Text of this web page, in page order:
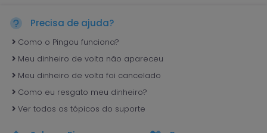
Precisa de ajuda?
Como o Pingou funciona?
Meu dinheiro de volta não apareceu
Meu dinheiro de volta foi cancelado
Como eu resgato meu dinheiro?
Ver todos os tópicos do suporte